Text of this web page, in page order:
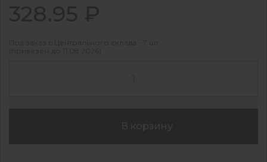
328.95 ₽
Под заказ с Центрального склада - 7 шт
(привезем до 11.08.2026)
В корзину